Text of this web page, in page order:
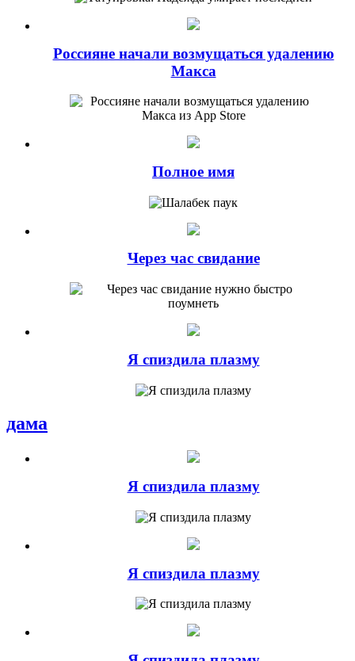
Россияне начали возмущаться удалению
Макса
Полное имя
Через час свидание
Я спиздила плазму
дама
Я спиздила плазму
Я спиздила плазму